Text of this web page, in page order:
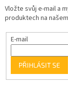
Vložte svůj e-mail a
produktech na
E-mail
PŘIHLÁSIT SE